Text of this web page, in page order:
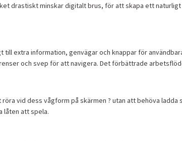
drastiskt minskar digitalt brus, för att skapa ett naturligt
extra information, genvägar och knappar för
och svep för att navigera. Det förbättrade
vid dess vågform på skärmen ? utan att behöva
låten att spela.